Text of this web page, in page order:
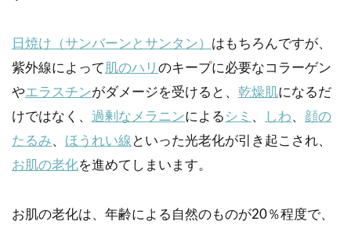
日焼け（サンバーンとサンタン） はもちろんですが、
紫外線によって 肌のハリ のキープに必要なコラーゲン
やエラスチンがダメージを受けると、 乾燥肌になるだ
けではなく、 過剰なメラニンによる シミ 、 しわ、 顔の
たるみ、 ほうれい線 といった光老化が引き起こされ、
お肌の老化を進めてしまいます。
お肌の老化は、年齢による自然のものが20％程度で、